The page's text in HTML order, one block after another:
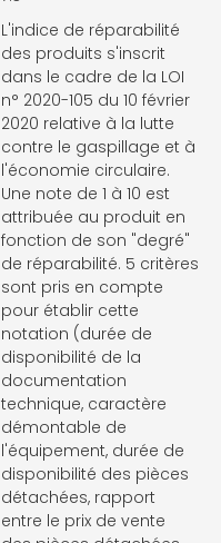
L'indice de réparabilité
des produits s'inscrit
dans le cadre de la LOI
n° 2020-105 du 10 février
2020 relative à la lutte
contre le gaspillage et à
l'économie circulaire.
Une note de 1 à 10 est
attribuée au produit en
fonction de son "degré"
de réparabilité. 5 critères
sont pris en compte
pour établir cette
notation (durée de
disponibilité de la
documentation
technique, caractère
démontable de
l'équipement, durée de
disponibilité des pièces
détachées, rapport
entre le prix de vente